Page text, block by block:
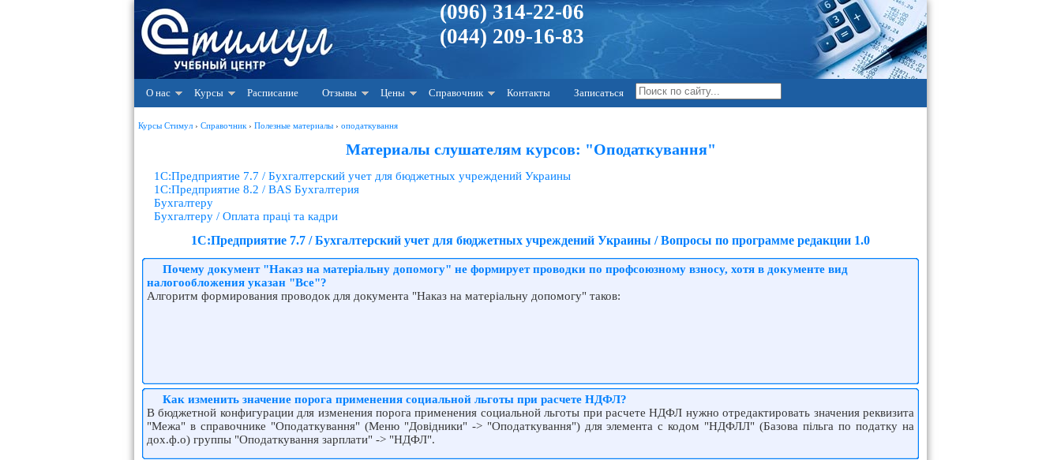
(096) 314-22-06
(044) 209-16-83
О нас Курсы Расписание Отзывы Цены Справочник Контакты Записаться
Курсы Стимул › Справочник › Полезные материалы › оподаткування
Материалы слушателям курсов: "Оподаткування"
1С:Предприятие 7.7 / Бухгалтерский учет для бюджетных учреждений Украины
1С:Предприятие 8.2 / BAS Бухгалтерия
Бухгалтеру
Бухгалтеру / Оплата праці та кадри
1С:Предприятие 7.7 / Бухгалтерский учет для бюджетных учреждений Украины / Вопросы по программе редакции 1.0
Почему документ "Наказ на матеріальну допомогу" не формирует проводки по профсоюзному взносу, хотя в документе вид
налогообложения указан "Все"?
Алгоритм формирования проводок для документа "Наказ на матеріальну допомогу" таков:
Как изменить значение порога применения социальной льготы при расчете НДФЛ?
В бюджетной конфигурации для изменения порога применения социальной льготы при расчете НДФЛ нужно отредактировать значения реквизита
"Межа" в справочнике "Оподаткування" (Меню "Довідники" -> "Оподаткування") для элемента с кодом "НДФЛЛ" (Базова пільга по податку на
дох.ф.о) группы "Оподаткування зарплати" -> "НДФЛ".